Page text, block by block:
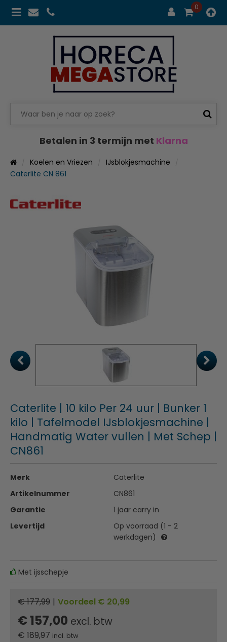
0
Betalen in 3 termijn met Klarna
Koelen en Vriezen
IJsblokjesmachine
Caterlite CN 861
Caterlite | 10 kilo Per 24 uur | Bunker 1
kilo | Tafelmodel IJsblokjesmachine |
Handmatig Water vullen | Met Schep |
CN861
Merk
Caterlite
Artikelnummer
CN861
Garantie
1 jaar carry in
Levertijd
Op voorraad (1 - 2
werkdagen)
Met ijsschepje
€ 177,99 | Voordeel € 20,99
€ 157,00 excl. btw
€ 189,97 incl. btw